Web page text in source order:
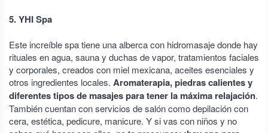
5. YHI Spa
Este increíble spa tiene una alberca con hidromasaje donde hay
rituales en agua, sauna y duchas de vapor, tratamientos faciales
y corporales, creados con miel mexicana, aceites esenciales y
otros ingredientes locales. Aromaterapia, piedras calientes y
diferentes tipos de masajes para tener la máxima relajación.
También cuentan con servicios de salón como depilación con
cera, estética, pedicure, manicure. Y si vas con niños y no